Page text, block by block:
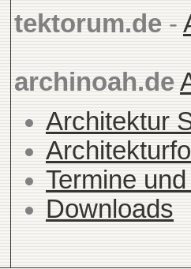
tektorum.de -
archinoah.de
Architektur
Termine
Downloads